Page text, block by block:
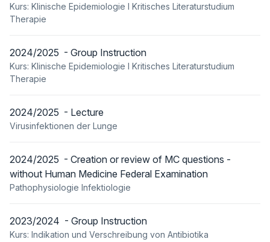
Kurs: Klinische Epidemiologie I Kritisches Literaturstudium
Therapie
2024/2025 - Group Instruction
Kurs: Klinische Epidemiologie I Kritisches Literaturstudium
Therapie
2024/2025 - Lecture
Virusinfektionen der Lunge
2024/2025 - Creation or review of MC questions -
without Human Medicine Federal Examination
Pathophysiologie Infektiologie
2023/2024 - Group Instruction
Kurs: Indikation und Verschreibung von Antibiotika